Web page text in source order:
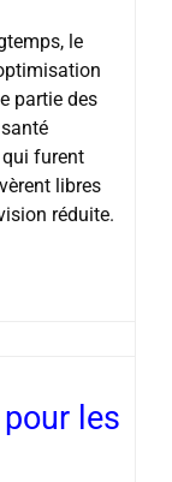
le
partie des
furent
libres
réduite.
les